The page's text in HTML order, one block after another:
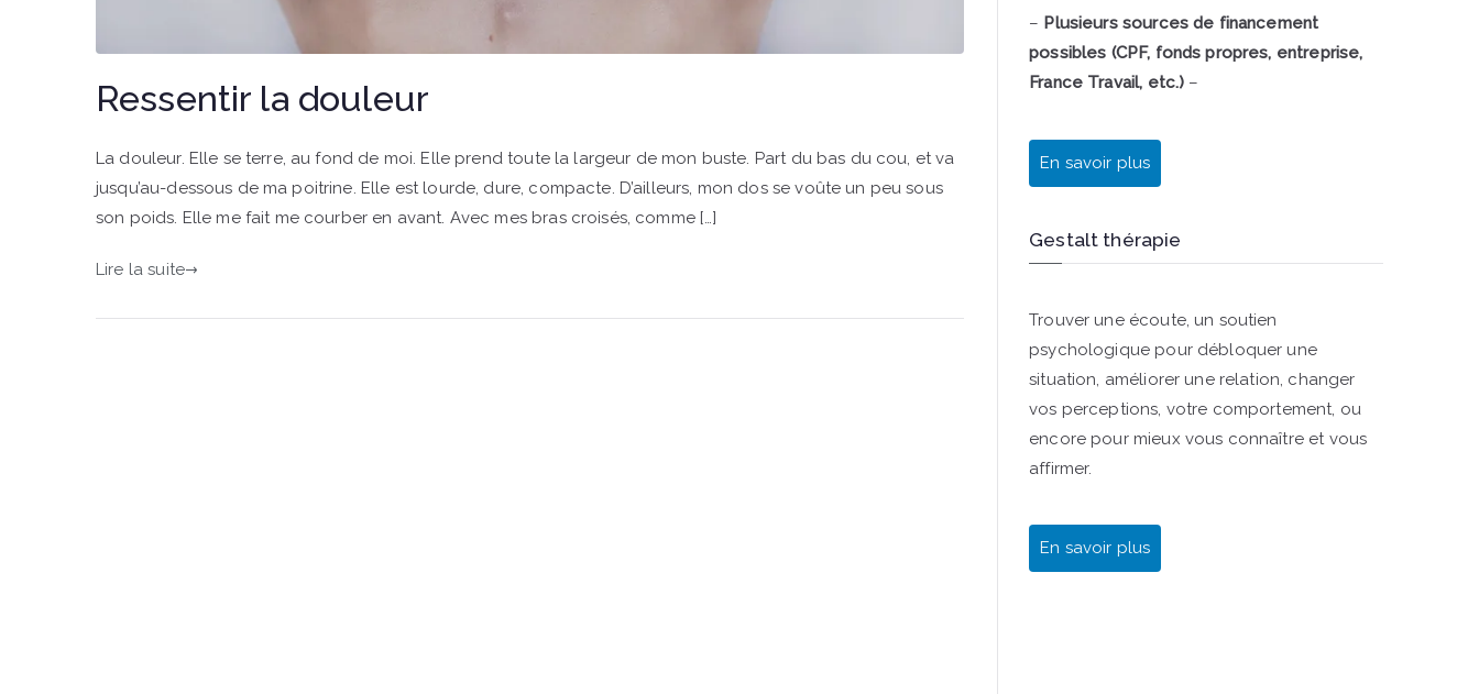
Ressentir la douleur
La douleur. Elle se terre, au fond de moi. Elle prend toute la largeur de mon buste. Part du bas du cou, et va
jusqu’au-dessous de ma poitrine. Elle est lourde, dure, compacte. D’ailleurs, mon dos se voûte un peu sous
son poids. Elle me fait me courber en avant. Avec mes bras croisés, comme […]
Lire la suite
– Plusieurs sources de financement
possibles (CPF, fonds propres, entreprise,
France Travail, etc.) –
En savoir plus
Gestalt thérapie
Trouver une écoute, un soutien
psychologique pour débloquer une
situation, améliorer une relation, changer
vos perceptions, votre comportement, ou
encore pour mieux vous connaître et vous
affirmer.
En savoir plus